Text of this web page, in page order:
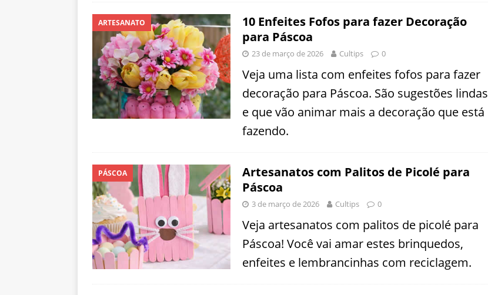
ARTESANATO
10 Enfeites Fofos para fazer Decoração
para Páscoa
23 de março de 2026 Cultips 0
Veja uma lista com enfeites fofos para fazer
decoração para Páscoa. São sugestões lindas
e que vão animar mais a decoração que está
fazendo.
PÁSCOA
Artesanatos com Palitos de Picolé para
Páscoa
3 de março de 2026 Cultips 0
Veja artesanatos com palitos de picolé para
Páscoa! Você vai amar estes brinquedos,
enfeites e lembrancinhas com reciclagem.